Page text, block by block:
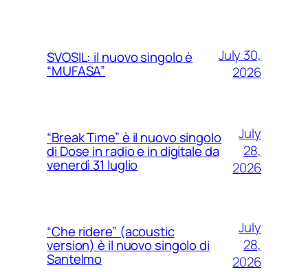
SVOSIL: il nuovo singolo è
“MUFASA”
July 30,
2026
“Break Time” è il nuovo singolo
di Dose in radio e in digitale da
venerdì 31 luglio
July
28,
2026
“Che ridere” (acoustic
version) è il nuovo singolo di
Santelmo
July
28,
2026